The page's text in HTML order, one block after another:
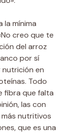
la mínima
creo que te
del arroz
por sí
nutrición en
Todo
fibra que falta
las con
nutritivos
que es una